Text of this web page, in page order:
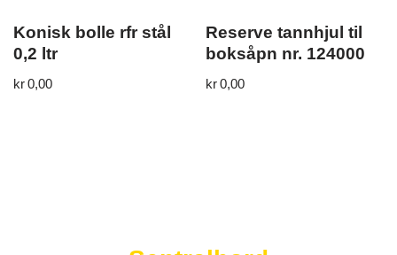
Konisk bolle rfr stål
0,2 ltr
kr0,00
Reserve tannhjul til
boksåpn nr. 124000
kr0,00